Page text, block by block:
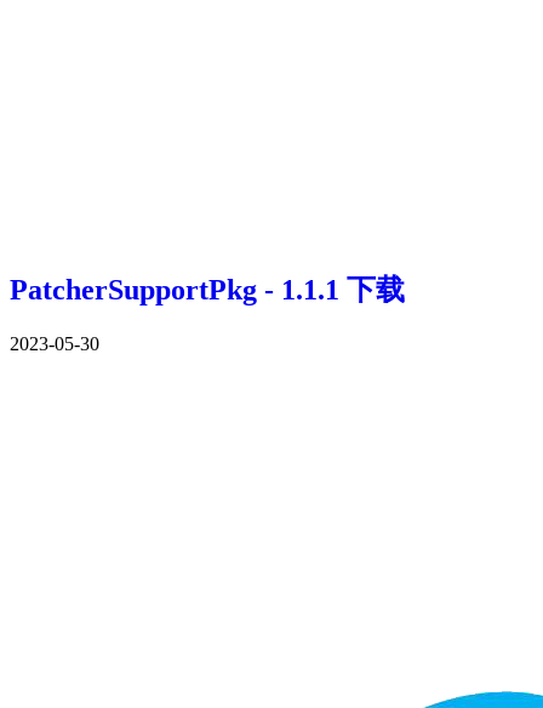
PatcherSupportPkg - 1.1.1 下载
2023-05-30